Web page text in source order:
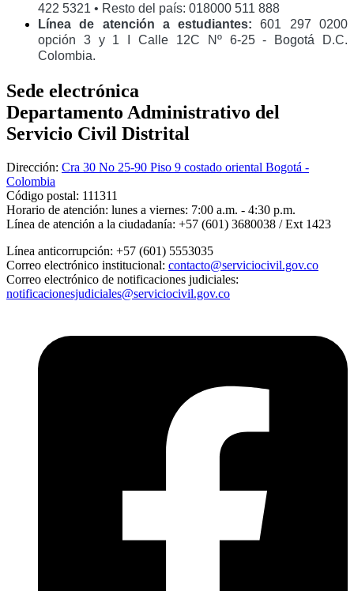
422 5321 • Resto del país: 018000 511 888
Línea de atención a estudiantes:601 297 0200
opción 3 y 1 I Calle 12C Nº 6-25 - Bogotá D.C.
Colombia.
Sede electrónica
Departamento Administrativo del
Servicio Civil Distrital
Dirección: Cra 30 No 25-90 Piso 9 costado oriental Bogotá -
Colombia
Código postal: 111311
Horario de atención: lunes a viernes: 7:00 a.m. - 4:30 p.m.
Línea de atención a la ciudadanía: +57 (601) 3680038 / Ext 1423
Línea anticorrupción: +57 (601) 5553035
Correo electrónico institucional: contacto@serviciocivil.gov.co
Correo electrónico de notificaciones judiciales:
notificacionesjudiciales@serviciocivil.gov.co